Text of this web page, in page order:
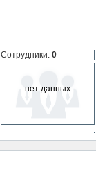
Сотрудники: 0
нет данных